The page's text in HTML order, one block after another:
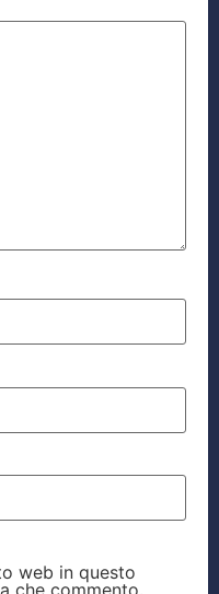
web in questo
che commento.